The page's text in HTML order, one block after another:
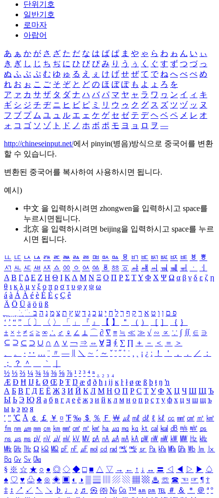
단위기호
일반기호
로마자
아랍어
あ ぁ か が さ ざ た だ な は ば ぱ ま や ゃ ら わ ゎ ん い ぃ
き ぎ し じ ち ぢ に ひ び ぴ み り う ぅ く ぐ す ず つ づ っ
ぬ ふ ぶ ぷ む ゆ ゅ る え ぇ け げ せ ぜ て で ね へ べ ぺ め
れ お ぉ こ ご そ ぞ と ど の ほ ぼ ぽ も よ ょ ろ を
ア ァ カ サ ザ タ ダ ナ ハ バ パ マ ヤ ャ ラ ワ ヮ ン イ ィ キ
ギ シ ジ チ ヂ ニ ヒ ビ ピ ミ リ ウ ゥ ク グ ス ズ ツ ヅ ッ ヌ
フ ブ プ ム ユ ュ ル エ ェ ケ ゲ セ ゼ テ デ ヘ ベ ペ メ レ オ
ォ コ ゴ ソ ゾ ト ド ノ ホ ボ ポ モ ヨ ョ ロ ヲ ―
http://chineseinput.net/에서 pinyin(병음)방식으로 중국어를 변환
할 수 있습니다.
변환된 중국어를 복사하여 사용하시면 됩니다.
예시)
中文 을 입력하시려면 zhongwen을 입력하시고 space를
누르시면됩니다.
北京 을 입력하시려면 beijing을 입력하시고 space를 누르
시면 됩니다.
ㅥ ㅦ ㅧ ㅨ ㅩ ㅪ ㅫ ㅬ ㅭ ㅮ ㅯ ㅰ ㅱ ㅲ ㅳ ㅴ ㅵ ㅶ ㅷ ㅸ
ㅹ
ㅺ ㅻ ㅼ ㅽ ㅾ ㅿ ㆀ ㆁ ㆂ ㆃ ㆄ ㆅ ㆆ ㆇ ㆈ ㆉ ㆊ ㆋ ㆌ ㆍ
ㆎ
Α Β ΓΔ Ε Ζ Η Θ Ι ΚΛ Μ Ν Ξ Ο Π Ρ Σ ΤΥ Φ Χ Ψ Ω α β γ δ ε ζ η
θ ι κ λ μ ν ξ ο π ρ σ τ υ φ χ ψ ω
á à Á À é è É È ç Ç ê
Ä Ö Ü ä ö ü ß
ִֶֹ ֻּ ׁׂ פ ם ן ו ט א ר ק ף ך ל ח י ע כ ג ד ש ץ ת צ מ נ ה ב
‘ ’ “ ” 〔 〕 〈 〉 「 」 『 』 【 】 ＂ （ ） ［ ］ ｛ ｝
± × ÷ ≠ ≤ ≥ ∞ ∴ ♂ ♀ ∠ ⊥ ⌒ ∂ ∇ ≡ ≒ ≪ ≫ √ ∽ ∝ ∵ ∫ ∬ ∈ ∋
⊆ ⊇ ⊂ ⊃ ∪ ∩ ∧ ∨ ￢ ⇒ ⇔ ∀ ∃ ∮ ∑ ∏ ＋ － ＜ ＝
＞
、
。 · ‥ … ¨ 〃 ― ＼ ∼ ´ ～ ˇ ˘ ˝ ˚ ˙ ¸ ¡ ¿ ː ！ ＇ ， ． ／
：
；
？ ＾ ｀
½ ⅓ ⅔ ¼ ¾ ⅛ ⅜ ⅝ ⅞ ¹ ² ³ ⁴ ⁿ ₁ ₂ ₃ ₄
Æ Ð Ħ Ĳ Ł Ø Œ Þ Ŧ Ŋ æ đ ð ħ ı ĳ ĸ ŀ ł ø œ ß þ ŧ ŋ ŉ
А Б В Г Д Е Ё Ж З И Й К Л М Н О П Р С Т У Ф Х Ц Ч Ш Щ Ъ
Ы Ь Э Ю Я а б в г д е ё ж з и й к л м н о п р с т у ф х ц ч ш щ ъ
ы ь э ю я
′ ″ ℃ Å ￠ ￡ ￥ ¤ ℉ ‰ ＄ ％ Ｆ ￦ ㎕ ㎖ ㎗ ℓ ㎘ ㏄ ㎣ ㎤ ㎥ ㎦
㎙ ㎚ ㎛ ㎜ ㎝ ㎞ ㎟ ㎠ ㎡ ㎢ ㏊ ㎍ ㎎ ㎏ ㏏ ㎈ ㎉ ㏈ ㎧ ㎨ ㎰
㎱ ㎲ ㎳ ㎴ ㎵ ㎶ ㎷ ㎸ ㎹ ㎀ ㎁ ㎂ ㎃ ㎄ ㎺ ㎻ ㎽ ㎾ ㎿ ㎐ ㎑
㎒ ㎓ ㎔ Ω ㏀ ㏁ ㎊ ㎋ ㎌ ㏖ ㏅ ㎭ ㎮ ㎯ ㏛ ㎩ ㎪ ㎫ ㎬ ㏝ ㏐
㏓
㏃ ㏉ ㏜ ㏆
§ ※ ☆ ★ ○ ● ◎ ◇ ◆ □ ■ △ ▽ → ← ↑ ↓ ↔ 〓 ◁ ◀ ▷ ▶ ♤
♠ ♡ ♥ ♧ ♣ ⊙ ◈ ▣ ◐ ◑ ▒ ▤ ▨ ▧ ▦ ▩ ♨ ☏ ☎ ☜ ☞ ¶ †
‡ ↕ ↗ ↙ ↖ ↘ ♭ ♩ ♪ ♬ ㉿ ㈜ № ㏇ ™ ㏂ ㏘ ℡ ＃ ＆ ＊ ＠ ª º